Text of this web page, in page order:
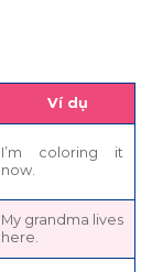
Ví dụ
I’m coloring it
now.
My grandma lives
here.